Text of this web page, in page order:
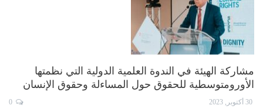
مشاركة الهيئة في الندوة العلمية الدولية التي نظمتها
الأورومتوسطية للحقوق حول المساءلة وحقوق الإنسان
30 أكتوبر, 2023